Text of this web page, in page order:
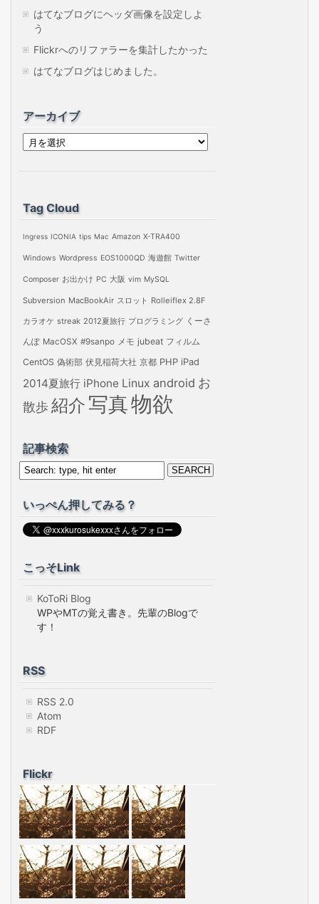
はてなブログにヘッダ画像を設定しよ
う
Flickrへのリファラーを集計したかった
はてなブログはじめました。
アーカイブ
ア
ブ
Tag Cloud
Ingress ICONIA tips Mac Amazon X-TRA400
Windows Wordpress EOS1000QD 海遊館 Twitter
Composer お出かけ PC 大阪 vim MySQL
Subversion MacBookAir スロット Rolleiflex 2.8F
カラオケ streak 2012夏旅行 プログラミング くーさ
んぽ MacOSX #9sanpo メモ jubeat フィルム
CentOS 偽術部 伏見稲荷大社 京都 PHP iPad
2014夏旅行 iPhone Linux android お
散歩紹介 写真物欲
記事検索
いっぺん押してみる？
こっそLink
KoToRi Blog
WPやMTの覚え書き。先輩のBlogで
す！
RSS
RSS 2.0
Atom
RDF
Flickr